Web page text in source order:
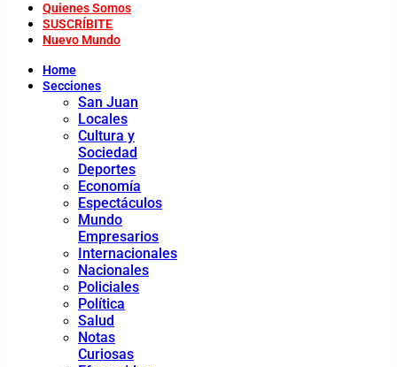
Quienes Somos
SUSCRÍBITE
Nuevo Mundo
Home
Secciones
San Juan
Locales
Cultura y
Sociedad
Deportes
Economía
Espectáculos
Mundo
Empresarios
Internacionales
Nacionales
Policiales
Política
Salud
Notas
Curiosas